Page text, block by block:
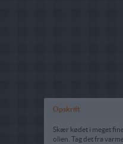
Opskrift
Skær kødet i meget
olien. Tag det fra